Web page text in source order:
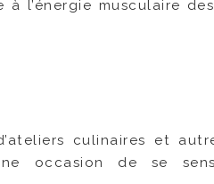
l’énergie musculaire
culinaires et
occasion de se